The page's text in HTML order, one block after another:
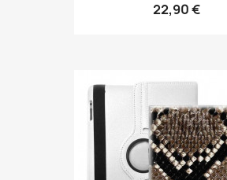
22,90 €